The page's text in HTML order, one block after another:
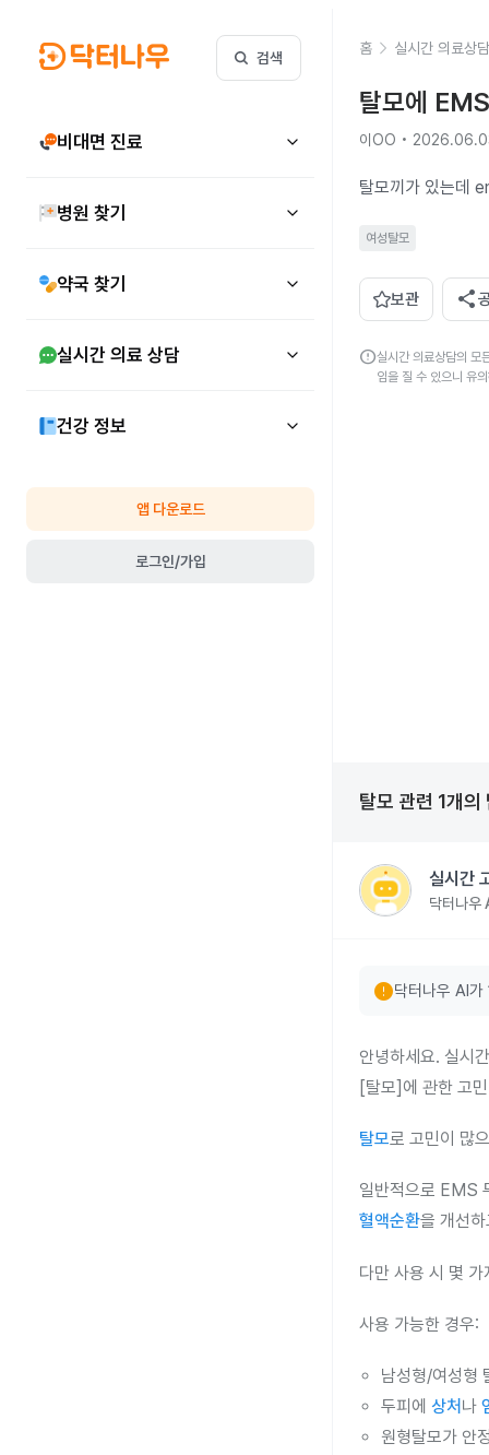
검색
비대면 진료
병원 찾기
약국 찾기
실시간 의료 상담
건강 정보
앱 다운로드
로그인/가입
홈 실시간 의료상담
탈모에
이OO •
탈모끼가 있는데
여성탈모
보관 share
error실시간 의료상담의 모
임을 질 수 있으니 유
탈모 관련 1개의
실시간
닥터나우
error닥터나우 AI
안녕하세요. 실시
[탈모]에 관한 고
탈모로 고민이 많
일반적으로 EMS
혈액순환을 개선
다만 사용 시 몇
사용 가능한 경우:
남성형/여성형
두피에 상처 나
원형탈모가 안